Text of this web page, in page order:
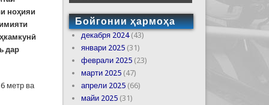
ноҳияи
дар
метр ва
Бойгонии ҳармоҳа
декабря 2024(43)
январи 2025(31)
феврали 2025(23)
марти 2025(47)
апрели 2025(66)
майи 2025(31)